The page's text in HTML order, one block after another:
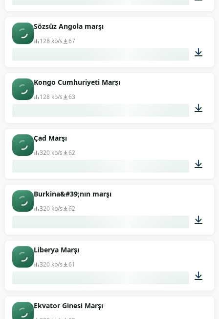
Sözsüz Angola marşı
128 kb/s 67
Kongo Cumhuriyeti Marşı
128 kb/s 63
Çad Marşı
320 kb/s 62
Burkina&#39;nın marşı
320 kb/s 62
Liberya Marşı
320 kb/s 61
Ekvator Ginesi Marşı